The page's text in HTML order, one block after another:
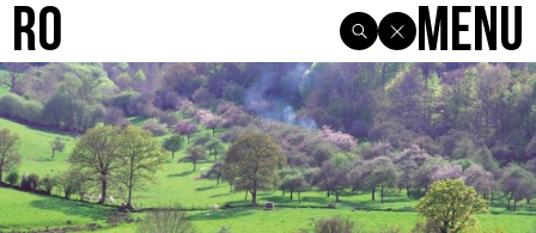
R0 Menu